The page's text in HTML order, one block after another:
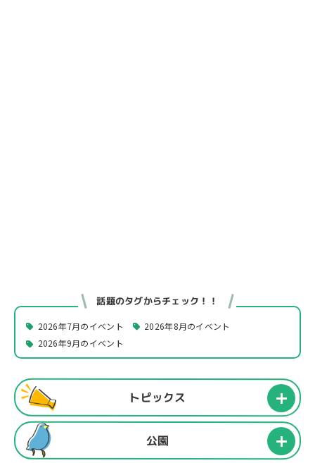
話題のタグからチェック！！
2026年7月のイベント
2026年8月のイベント
2026年9月のイベント
トピックス
公園